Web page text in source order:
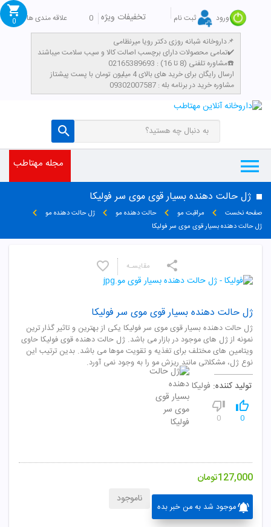
ورود ثبت نام تخفیفات ویژه 0
علاقه مندی ها
داروخانه شبانه روزی دکتر رویا میرنظامی📌
تمامی محصولات دارای برچسب اصالت کالا و سیب سلامت میباشند✔️
مشاوره تلفنی (8 تا 16) : 02165389693☎️
​ارسال رایگان برای خرید های بالای 4 میلیون تومان با پست پیشتاز
مشاوره خرید در برنامه بله : 09302007587
0
مجله مهتاطب
ژل حالت دهنده بسیار قوی موی سر فولیکا
صفحه نخست مراقبت مو حالت دهنده مو
ژل حالت دهنده مو
ژل حالت دهنده بسیار قوی موی سر فولیکا
ژل حالت دهنده بسیار قوی موی سر فولیکا
ژل حالت دهنده بسیار قوی موی سر فولیکا یکی از بهترین و تاثیر گذار ترین
نمونه از ژل های موجود در بازار می باشد. ژل حالت دهنده قوی فولیکا حاوی
ویتامین های مختلف برای تغذیه و تقویت موها می باشد. بدین ترتیب این
نوع ژل، مشکلاتی مانند ریزش مو را به وجود نمی آورد.
تولید کننده: فولیکا
0
0
127,000تومان
موجود شد به من خبر بده
ناموجود
مقایسـه